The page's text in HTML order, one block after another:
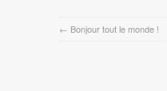
← Bonjour tout le monde !